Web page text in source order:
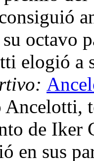
octavo
elogió a
Ancelotti,
de Iker
en sus